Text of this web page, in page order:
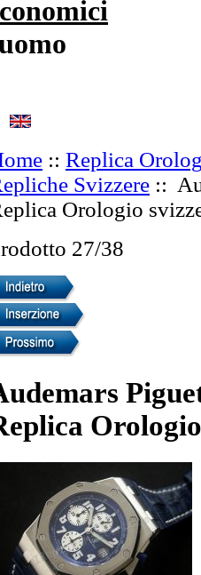
:: Replica
Svizzere ::
Orologio
27/38